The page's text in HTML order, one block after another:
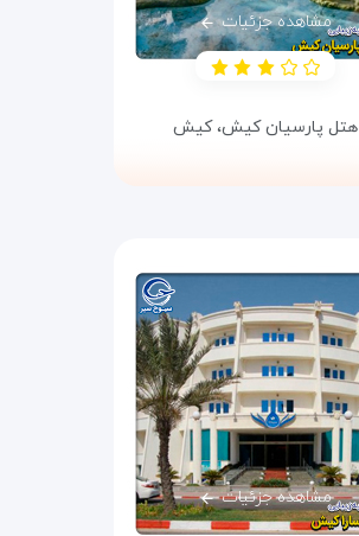
مشاهده جزئیات
هتل پارسیان کیش،کیش
مشاهده جزئیات